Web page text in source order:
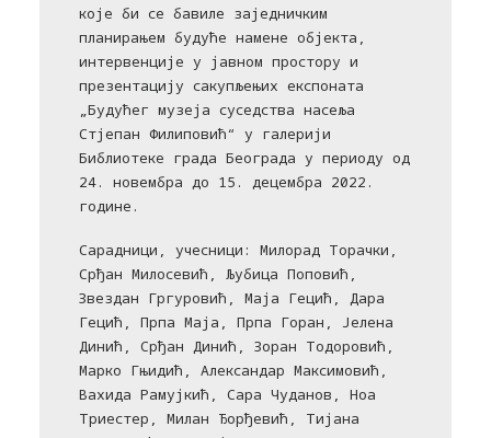
које би се бавиле заједничким
планирањем будуће намене објекта,
интервенције у јавном простору и
презентацију сакупљењих експоната
„Будућег музеја суседства насеља
Стјепан Филиповић“ у галерији
Библиотеке града Београда у периоду од
24. новембра до 15. децембра 2022.
године.
Сарадници, учесници: Милорад Торачки,
Срђан Милосевић, Љубица Поповић,
Звездан Гргуровић, Маја Гецић, Дара
Гецић, Прпа Маја, Прпа Горан, Јелена
Динић, Срђан Динић, Зоран Тодоровић,
Марко Гњидић, Александар Максимовић,
Вахида Рамујкић, Сара Чуданов, Ноа
Триестер, Милан Ђорђевић, Тијана